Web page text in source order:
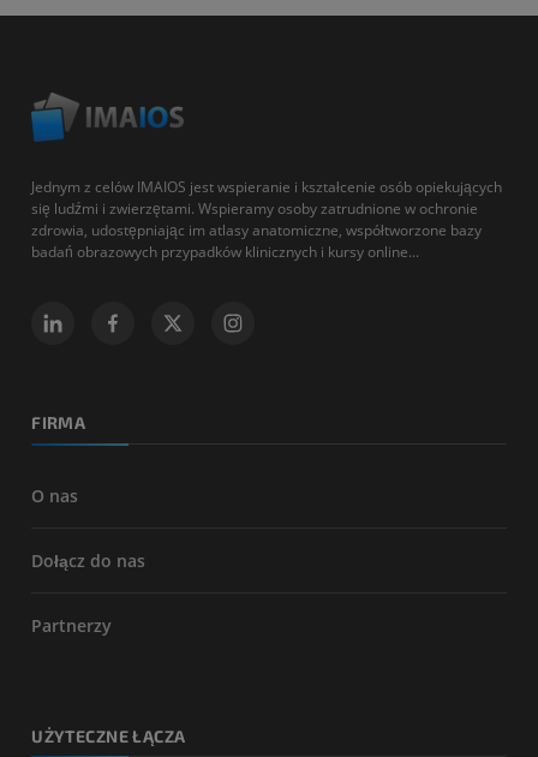
Jednym z celów IMAIOS jest wspieranie i kształcenie osób opiekujących
się ludźmi i zwierzętami. Wspieramy osoby zatrudnione w ochronie
zdrowia, udostępniając im atlasy anatomiczne, współtworzone bazy
badań obrazowych przypadków klinicznych i kursy online...
FIRMA
O nas
Dołącz do nas
Partnerzy
UŻYTECZNE ŁĄCZA